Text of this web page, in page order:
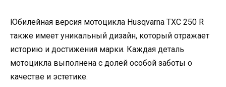
Юбилейная версия мотоцикла Husqvarna TXC 250 R
также имеет уникальный дизайн, который отражает
историю и достижения марки. Каждая деталь
мотоцикла выполнена с долей особой заботы о
качестве и эстетике.